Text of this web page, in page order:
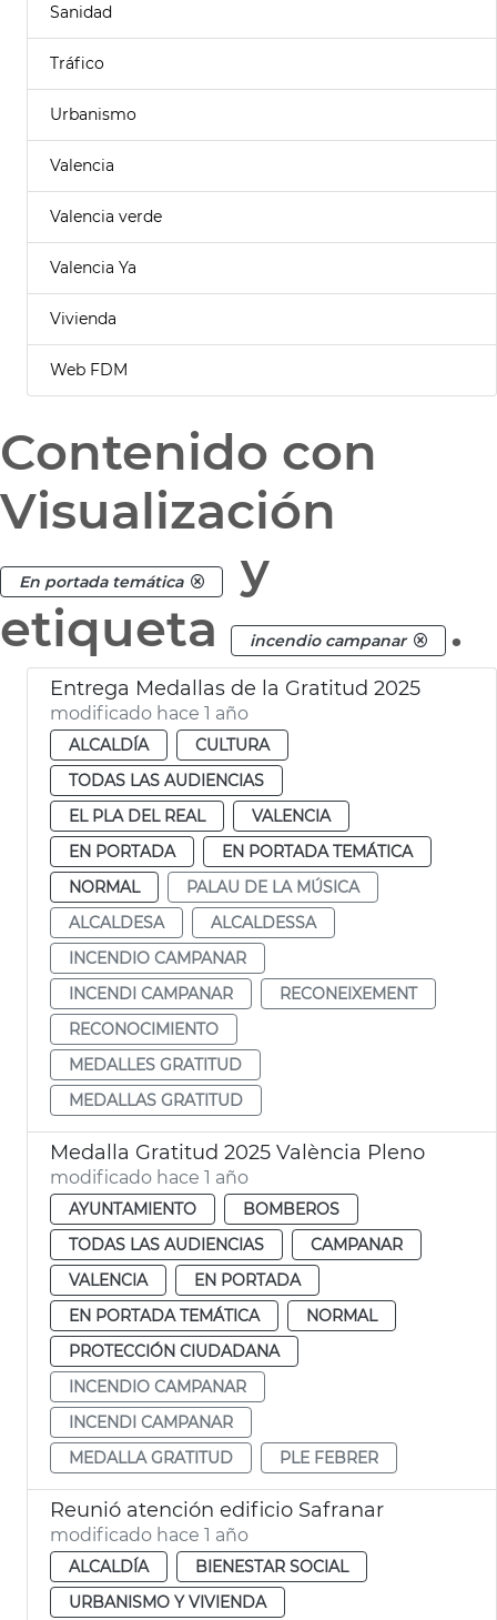
Sanidad
Tráfico
Urbanismo
Valencia
Valencia verde
Valencia Ya
Vivienda
Web FDM
Contenido con
Visualización
En portada temática
y
etiqueta
incendio campanar .
Entrega Medallas de la Gratitud 2025
modificado hace 1 año
ALCALDÍA
CULTURA
TODAS LAS AUDIENCIAS
EL PLA DEL REAL
VALENCIA
EN PORTADA
EN PORTADA TEMÁTICA
NORMAL
PALAU DE LA MÚSICA
ALCALDESA
ALCALDESSA
INCENDIO CAMPANAR
INCENDI CAMPANAR
RECONEIXEMENT
RECONOCIMIENTO
MEDALLES GRATITUD
MEDALLAS GRATITUD
Medalla Gratitud 2025 València Pleno
modificado hace 1 año
AYUNTAMIENTO
BOMBEROS
TODAS LAS AUDIENCIAS
CAMPANAR
VALENCIA
EN PORTADA
EN PORTADA TEMÁTICA
NORMAL
PROTECCIÓN CIUDADANA
INCENDIO CAMPANAR
INCENDI CAMPANAR
MEDALLA GRATITUD
PLE FEBRER
Reunió atención edificio Safranar
modificado hace 1 año
ALCALDÍA
BIENESTAR SOCIAL
URBANISMO Y VIVIENDA